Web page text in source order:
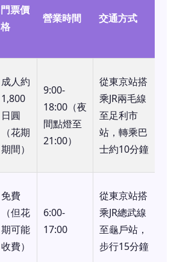
門票價
格
營業時間 交通方式
成人約
1,800
日圓
（花期
期間）
9:00-
18:00（夜
間點燈至
21:00）
從東京站搭
乘JR兩毛線
至足利市
站，轉乘巴
士約10分鐘
免費
（但花
期可能
收費）
6:00-
17:00
從東京站搭
乘JR總武線
至龜戶站，
步行15分鐘